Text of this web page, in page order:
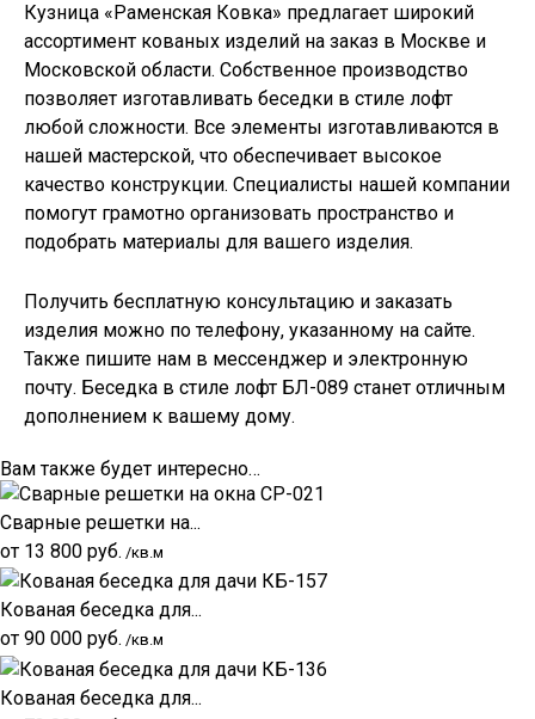
Кузница «Раменская Ковка» предлагает широкий
ассортимент кованых изделий на заказ в Москве и
Московской области. Собственное производство
позволяет изготавливать беседки в стиле лофт
любой сложности. Все элементы изготавливаются в
нашей мастерской, что обеспечивает высокое
качество конструкции. Специалисты нашей компании
помогут грамотно организовать пространство и
подобрать материалы для вашего изделия.
Получить бесплатную консультацию и заказать
изделия можно по телефону, указанному на сайте.
Также пишите нам в мессенджер и электронную
почту. Беседка в стиле лофт БЛ-089 станет отличным
дополнением к вашему дому.
Вам также будет интересно…
Сварные решетки на...
от 13 800 руб. /кв.м
Кованая беседка для...
от 90 000 руб. /кв.м
Кованая беседка для...